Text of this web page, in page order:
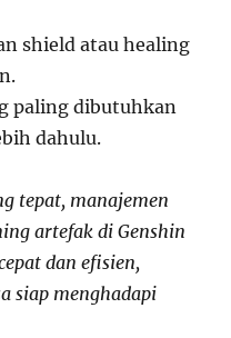
shield atau healing
paling dibutuhkan
dahulu.
tepat, manajemen
artefak di Genshin
dan efisien,
siap menghadapi